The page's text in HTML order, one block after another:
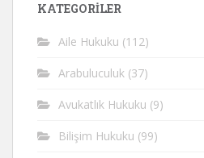
KATEGORİLER
Aile Hukuku (112)
Arabuluculuk (37)
Avukatlık Hukuku (9)
Bilişim Hukuku (99)